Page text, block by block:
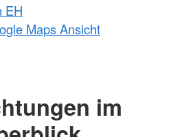
EH
Maps Ansicht
im